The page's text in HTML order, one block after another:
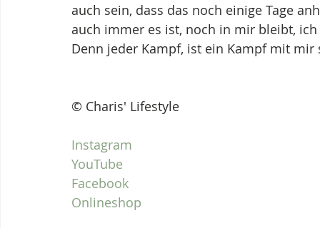
auch sein, dass das noch einige Tage
auch immer es ist, noch in mir bleibt,
Denn jeder Kampf, ist ein Kampf mit
© Charis' Lifestyle
Instagram
YouTube
Facebook
Onlineshop